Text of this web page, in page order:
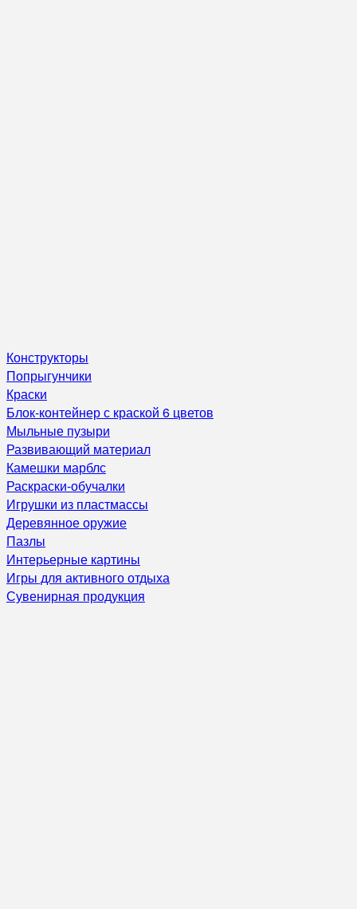
Конструкторы
Попрыгунчики
Краски
Блок-контейнер с краской 6 цветов
Мыльные пузыри
Развивающий материал
Камешки марблс
Раскраски-обучалки
Игрушки из пластмассы
Деревянное оружие
Пазлы
Интерьерные картины
Игры для активного отдыха
Сувенирная продукция